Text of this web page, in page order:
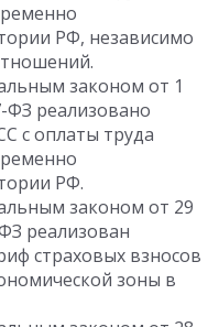
РФ, независимо
законом от 1
ФЗ реализовано
с оплаты труда
РФ.
законом от 29
реализован
страховых взносов
зоны в